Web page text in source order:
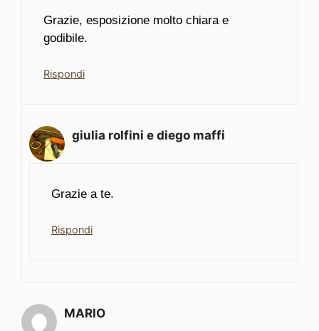
Grazie, esposizione molto chiara e
godibile.
Rispondi
giulia rolfini e diego maffi
Grazie a te.
Rispondi
MARIO